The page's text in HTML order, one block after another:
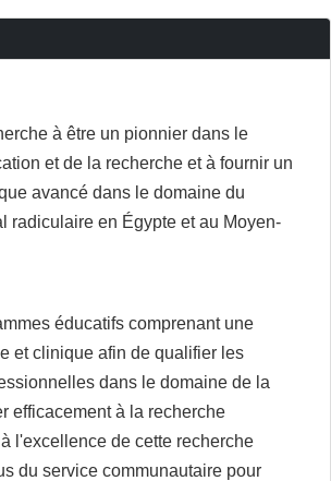
à être un pionnier dans le
et de la recherche et à fournir un
avancé dans le domaine du
radiculaire en Égypte et au Moyen-
éducatifs comprenant une
et clinique afin de qualifier les
dans le domaine de la
efficacement à la recherche
l'excellence de cette recherche
du service communautaire pour